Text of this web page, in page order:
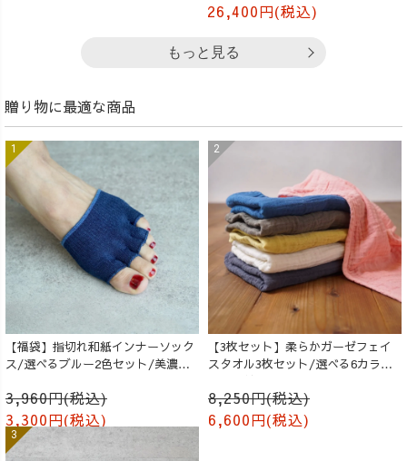
26,400円(税込)
もっと見る
贈り物に最適な商品
【福袋】指切れ和紙インナーソック
ス/選べるブルー2色セット/美濃和
3,960円(税込)
3,300円(税込)
【3枚セット】柔らかガーゼフェイ
スタオル3枚セット/選べる6カラー/
知多木綿
8,250円(税込)
6,600円(税込)